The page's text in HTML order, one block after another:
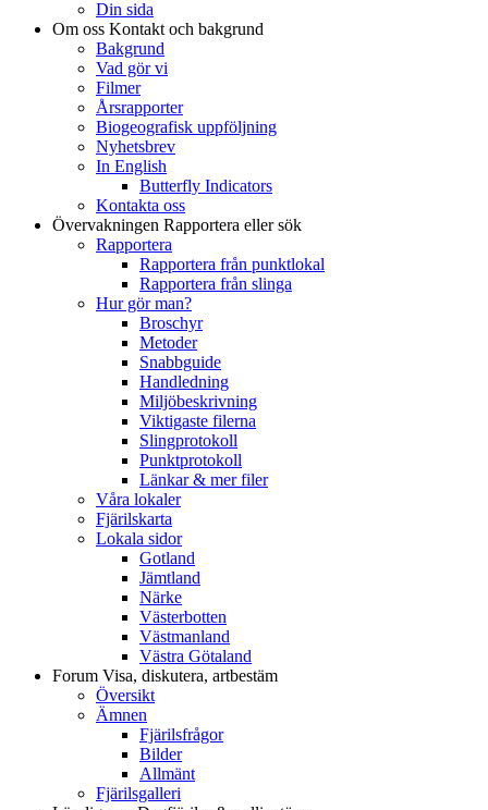
Din sida
Om oss Kontakt och bakgrund
Bakgrund
Vad gör vi
Filmer
Årsrapporter
Biogeografisk uppföljning
Nyhetsbrev
In English
Butterfly Indicators
Kontakta oss
Övervakningen Rapportera eller sök
Rapportera
Rapportera från punktlokal
Rapportera från slinga
Hur gör man?
Broschyr
Metoder
Snabbguide
Handledning
Miljöbeskrivning
Viktigaste filerna
Slingprotokoll
Punktprotokoll
Länkar & mer filer
Våra lokaler
Fjärilskarta
Lokala sidor
Gotland
Jämtland
Närke
Västerbotten
Västmanland
Västra Götaland
Forum Visa, diskutera, artbestäm
Översikt
Ämnen
Fjärilsfrågor
Bilder
Allmänt
Fjärilsgalleri